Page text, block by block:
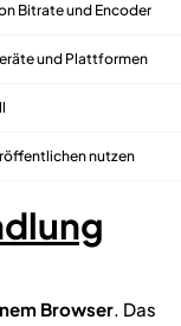
Bitrate und Encoder
und Plattformen
nutzen
Browser. Das